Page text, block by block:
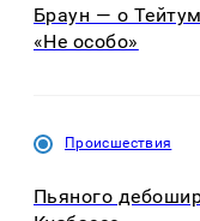
Браун — о
«Не особо»
Происшествия
Пьяного